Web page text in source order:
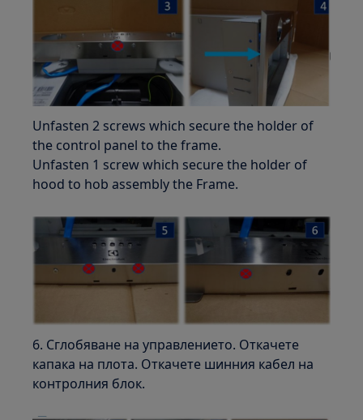
Unfasten 2 screws which secure the holder of
the control panel to the frame.
Unfasten 1 screw which secure the holder of
hood to hob assembly the Frame.
6. Сглобяване на управлението. Откачете
капака на плота. Откачете шинния кабел на
контролния блок.